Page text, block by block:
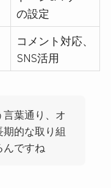
の設定
コメント対応、
SNS活用
葉通り、オ
的な取り組
んですね